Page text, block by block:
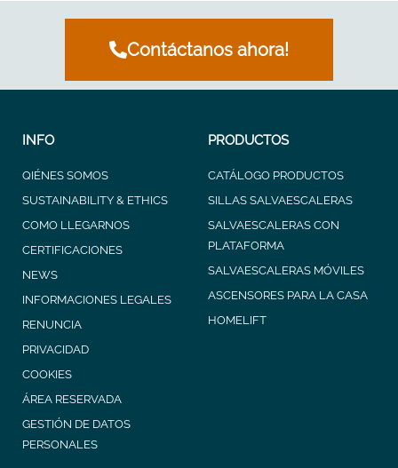
Contáctanos ahora!
INFO
QIÉNES SOMOS
SUSTAINABILITY & ETHICS
COMO LLEGARNOS
CERTIFICACIONES
NEWS
INFORMACIONES LEGALES
RENUNCIA
PRIVACIDAD
COOKIES
ÁREA RESERVADA
GESTIÓN DE DATOS
PERSONALES
PRODUCTOS
CATÁLOGO PRODUCTOS
SILLAS SALVAESCALERAS
SALVAESCALERAS CON
PLATAFORMA
SALVAESCALERAS MÓVILES
ASCENSORES PARA LA CASA
HOMELIFT